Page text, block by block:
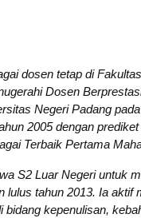
dosen tetap di
Dosen
Negeri Padang
2005 dengan
Terbaik Pertama
S2 Luar Negeri untuk
lulus tahun 2013. Ia
bidang kepenulisan,